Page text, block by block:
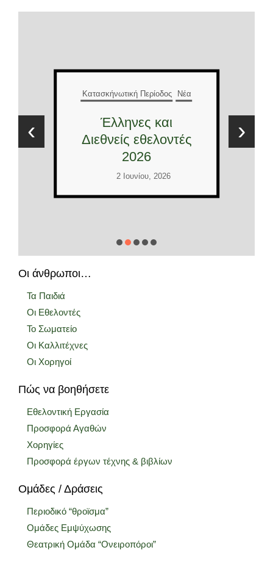
Κατασκήνωτική Περίοδος Νέα
Έλληνες και
Διεθνείς εθελοντές
2026
2 Ιουνίου, 2026
‹ ›
Οι άνθρωποι…
Τα Παιδιά
Οι Εθελοντές
Το Σωματείο
Οι Καλλιτέχνες
Οι Χορηγοί
Πώς να βοηθήσετε
Εθελοντική Εργασία
Προσφορά Αγαθών
Χορηγίες
Προσφορά έργων τέχνης & βιβλίων
Ομάδες / Δράσεις
Περιοδικό “θροϊσμα”
Ομάδες Εμψύχωσης
Θεατρική Ομάδα “Ονειροπόροι”